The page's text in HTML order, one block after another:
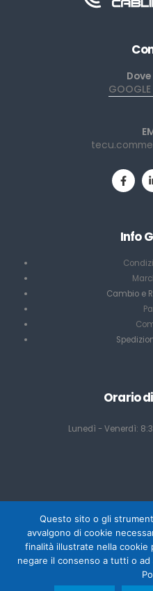
GOOGLE
Info
Cambio e
Orario
Lunedì - Venerdì:
Powered by Mediacom
Questo sito o gli
avvalgono di cookie
finalità illustrate nella cookie
negare il consenso a tutti o